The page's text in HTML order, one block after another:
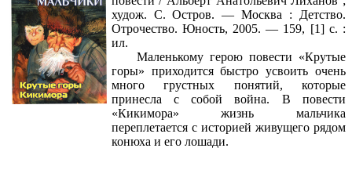
худож. С. Остров. — Москва : Детство.
Отрочество. Юность, 2005. — 159, [1] с. :
ил.
Маленькому герою повести «Крутые
горы» приходится быстро усвоить очень
много грустных понятий, которые
принесла с собой война. В повести
«Кикимора» жизнь мальчика
переплетается с историей живущего рядом
конюха и его лошади.